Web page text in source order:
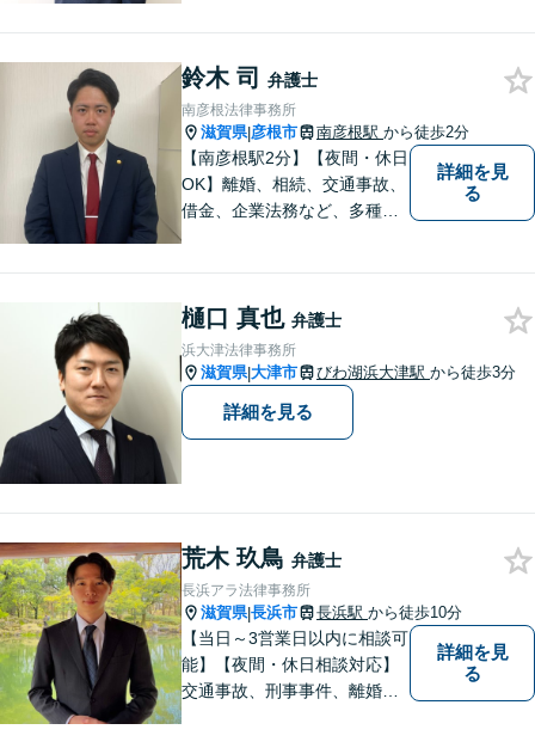
ます。弁護士に依頼するのは
敷居が高いとお考えの方も、
まずは一度ご相談ください。
鈴木 司 弁護士
南彦根法律事務所
滋賀県|彦根市 南彦根駅 から徒歩2分
【南彦根駅2分】【夜間・休日
OK】離婚、相続、交通事故、
借金、企業法務など、多種多
をモットーに、皆様それぞれ
に合った解決を図ってまいり
ます。お気軽にご相談くださ
い。
詳細を見
る
樋口 真也 弁護士
浜大津法律事務所
滋賀県|大津市 びわ湖浜大津駅 から徒歩3分
詳細を見る
荒木 玖鳥 弁護士
長浜アラ法律事務所
滋賀県|長浜市 長浜駅 から徒歩10分
【当日～3営業日以内に相談可
能】【夜間・休日相談対応】
交通事故、刑事事件、離婚・
詳細を見
る